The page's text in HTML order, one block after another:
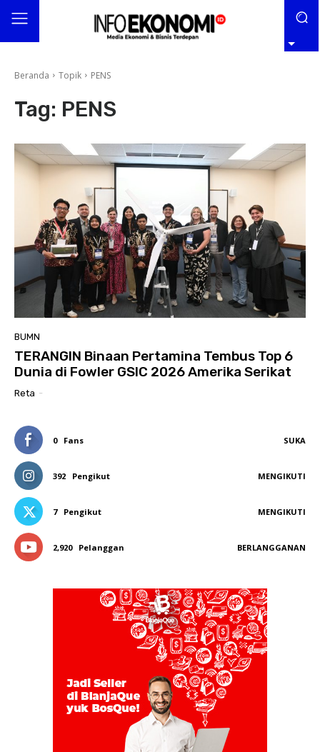
Beranda Topik PENS
Tag: PENS
BUMN
TERANGIN Binaan Pertamina Tembus Top 6
Dunia di Fowler GSIC 2026 Amerika Serikat
Reta -
0 Fans SUKA
392 Pengikut MENGIKUTI
7 Pengikut MENGIKUTI
2,920 Pelanggan BERLANGGANAN